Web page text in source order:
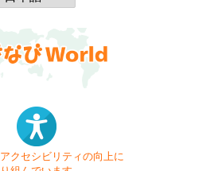
クセシビリティの向上に